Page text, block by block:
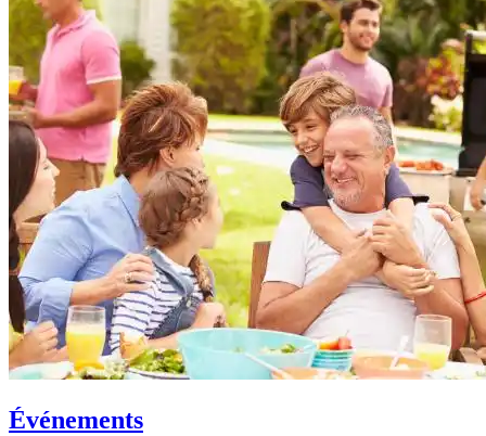
Événements